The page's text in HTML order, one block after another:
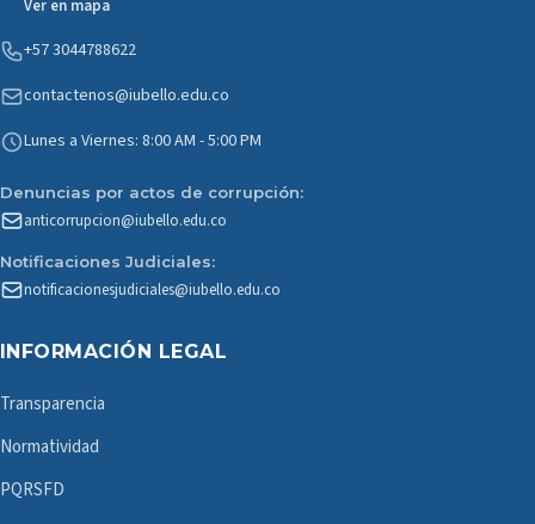
Ver en mapa
+57 3044788622
contactenos@iubello.edu.co
Lunes a Viernes: 8:00 AM - 5:00 PM
Denuncias por actos de corrupción:
anticorrupcion@iubello.edu.co
Notificaciones Judiciales:
notificacionesjudiciales@iubello.edu.co
INFORMACIÓN LEGAL
Transparencia
Normatividad
PQRSFD